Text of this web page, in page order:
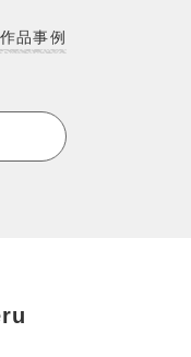
品事例